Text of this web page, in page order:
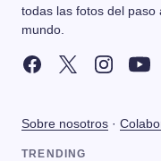
todas las fotos del paso
mundo.
Sobre nosotros ·
TRENDING